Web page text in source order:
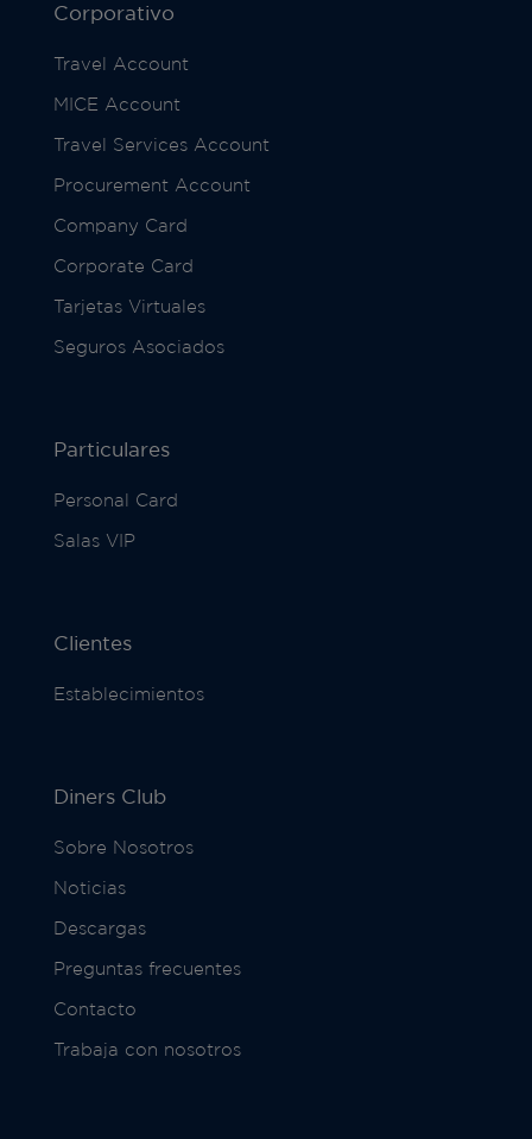
Corporativo
Travel Account
MICE Account
Travel Services Account
Procurement Account
Company Card
Corporate Card
Tarjetas Virtuales
Seguros Asociados
Particulares
Personal Card
Salas VIP
Clientes
Establecimientos
Diners Club
Sobre Nosotros
Noticias
Descargas
Preguntas frecuentes
Contacto
Trabaja con nosotros